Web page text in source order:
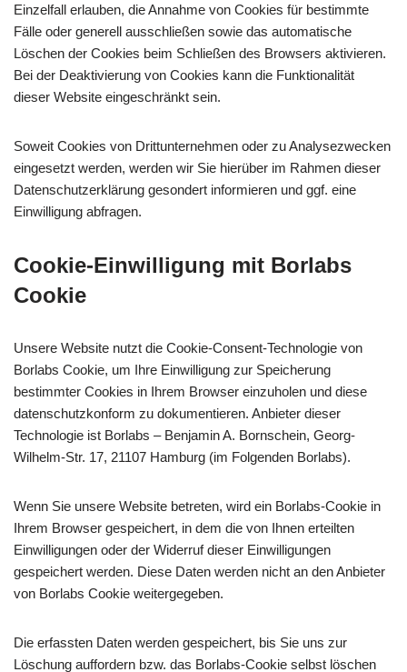
Einzelfall erlauben, die Annahme von Cookies für bestimmte
Fälle oder generell ausschließen sowie das automatische
Löschen der Cookies beim Schließen des Browsers aktivieren.
Bei der Deaktivierung von Cookies kann die Funktionalität
dieser Website eingeschränkt sein.
Soweit Cookies von Drittunternehmen oder zu Analysezwecken
eingesetzt werden, werden wir Sie hierüber im Rahmen dieser
Datenschutzerklärung gesondert informieren und ggf. eine
Einwilligung abfragen.
Cookie-Einwilligung mit Borlabs
Cookie
Unsere Website nutzt die Cookie-Consent-Technologie von
Borlabs Cookie, um Ihre Einwilligung zur Speicherung
bestimmter Cookies in Ihrem Browser einzuholen und diese
datenschutzkonform zu dokumentieren. Anbieter dieser
Technologie ist Borlabs – Benjamin A. Bornschein, Georg-
Wilhelm-Str. 17, 21107 Hamburg (im Folgenden Borlabs).
Wenn Sie unsere Website betreten, wird ein Borlabs-Cookie in
Ihrem Browser gespeichert, in dem die von Ihnen erteilten
Einwilligungen oder der Widerruf dieser Einwilligungen
gespeichert werden. Diese Daten werden nicht an den Anbieter
von Borlabs Cookie weitergegeben.
Die erfassten Daten werden gespeichert, bis Sie uns zur
Löschung auffordern bzw. das Borlabs-Cookie selbst löschen